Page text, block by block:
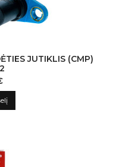
JUTIKLIS (CMP)